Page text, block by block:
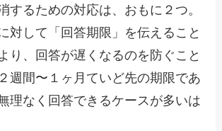
するための対応は、おもに２つ。
対して「回答期限」を伝えること
り、回答が遅くなるのを防ぐこと
週間〜１ヶ月ていど先の期限であ
理なく回答できるケースが多いは